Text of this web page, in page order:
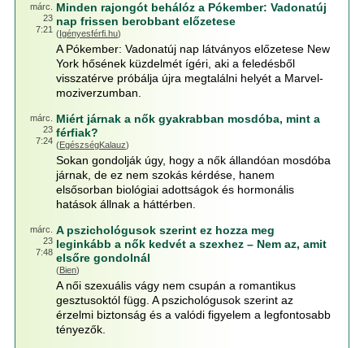
márc.
23
7:21
Minden rajongót behálóz a Pókember: Vadonatúj
nap frissen berobbant előzetese
(Igényesférfi.hu)
A Pókember: Vadonatúj nap látványos előzetese New
York hősének küzdelmét ígéri, aki a feledésből
visszatérve próbálja újra megtalálni helyét a Marvel-
moziverzumban.
márc.
23
7:24
Miért járnak a nők gyakrabban mosdóba, mint a
férfiak?
(EgészségKalauz)
Sokan gondolják úgy, hogy a nők állandóan mosdóba
járnak, de ez nem szokás kérdése, hanem
elsősorban biológiai adottságok és hormonális
hatások állnak a háttérben.
márc.
23
7:48
A pszichológusok szerint ez hozza meg
leginkább a nők kedvét a szexhez – Nem az, amit
elsőre gondolnál
(Bien)
A női szexuális vágy nem csupán a romantikus
gesztusoktól függ. A pszichológusok szerint az
érzelmi biztonság és a valódi figyelem a legfontosabb
tényezők.